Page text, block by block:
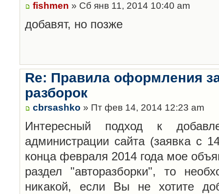
fishmen » Сб янв 11, 2014 10:40 am
добавят, но позже
Re: Правила оформления
разборок
cbrsashko » Пт фев 14, 2014 12:23 am
Интересный подход к
администрации сайта (заявка с
конца февраля 2014 года мое
раздел "авторазборки", то
никакой, если Вы не хотите